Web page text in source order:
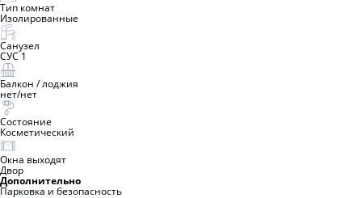
Тип комнат
Изолированные
Санузел
СУС 1
Балкон / лоджия
нет/нет
Состояние
Косметический
Окна выходят
Двор
Дополнительно
Парковка и безопасность